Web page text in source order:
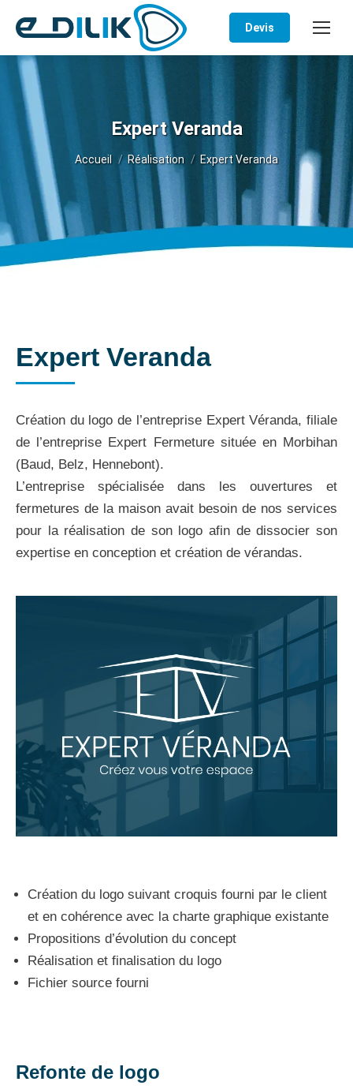
Devis
Expert Veranda
Vous êtes ici :
Accueil Réalisation Expert Veranda
Expert Veranda
Création du logo de l’entreprise Expert Véranda, filiale
de l’entreprise Expert Fermeture située en Morbihan
(Baud, Belz, Hennebont).
L’entreprise spécialisée dans les ouvertures et
fermetures de la maison avait besoin de nos services
pour la réalisation de son logo afin de dissocier son
expertise en conception et création de vérandas.
Création du logo suivant croquis fourni par le client
et en cohérence avec la charte graphique existante
Propositions d’évolution du concept
Réalisation et finalisation du logo
Fichier source fourni
Refonte de logo